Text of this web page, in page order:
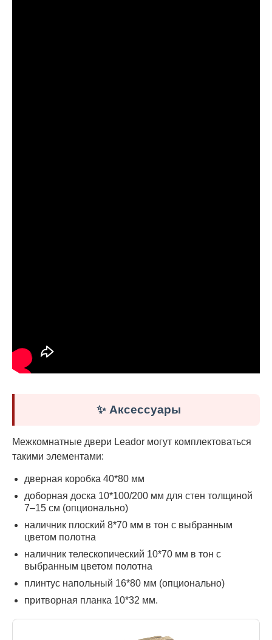
✨ Аксессуары
Межкомнатные двери Leador могут комплектоваться
такими элементами:
дверная коробка 40*80 мм
доборная доска 10*100/200 мм для стен толщиной
7–15 см (опционально)
наличник плоский 8*70 мм в тон с выбранным
цветом полотна
наличник телескопический 10*70 мм в тон с
выбранным цветом полотна
плинтус напольный 16*80 мм (опционально)
притворная планка 10*32 мм.